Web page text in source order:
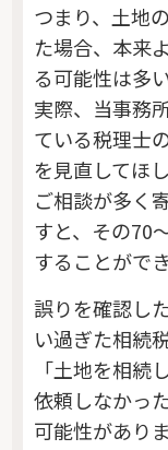
つまり、土地
た場合、本来
る可能性は多
実際、当事務
ている税理士
を見直してほ
ご相談が多く
すと、その70
することができ
誤りを確認し
い過ぎた相続
「土地を相続
依頼しなかっ
可能性がありま